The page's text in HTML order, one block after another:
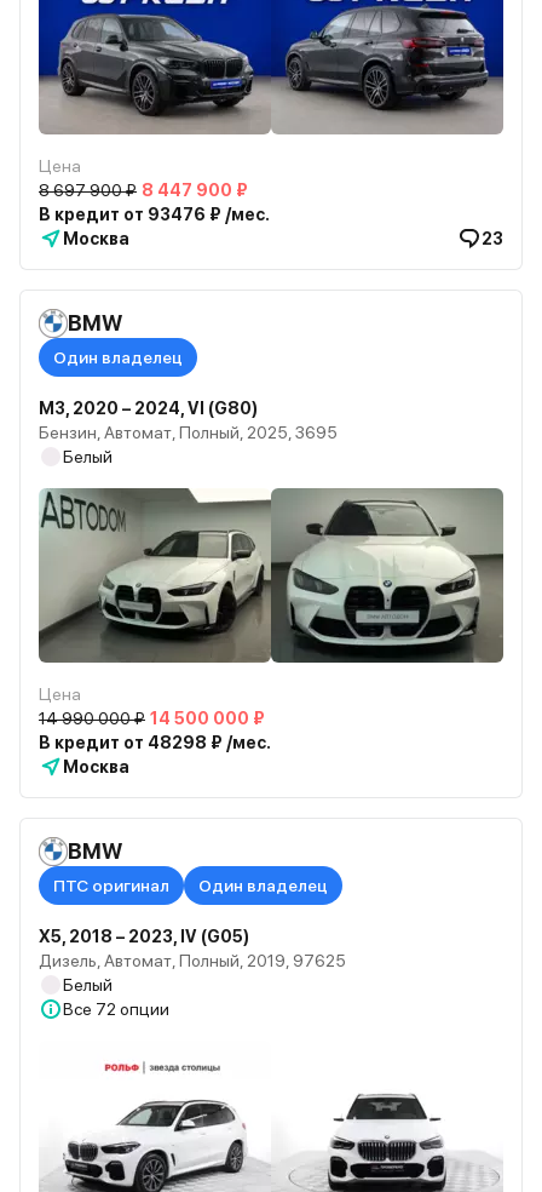
Цена
8 697 900 ₽ 8 447 900 ₽
В кредит от 93476 ₽ /мес.
Москва
23
BMW
Один владелец
M3, 2020 – 2024, VI (G80)
Бензин, Автомат, Полный, 2025, 3695
Белый
Цена
14 990 000 ₽ 14 500 000 ₽
В кредит от 48298 ₽ /мес.
Москва
BMW
ПТС оригинал Один владелец
X5, 2018 – 2023, IV (G05)
Дизель, Автомат, Полный, 2019, 97625
Белый
Все 72 опции